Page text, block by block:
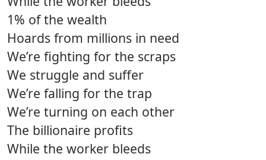
1% of the wealth
Hoards from millions in need
We’re fighting for the scraps
We struggle and suffer
We’re falling for the trap
We’re turning on each other
The billionaire profits
While the worker bleeds